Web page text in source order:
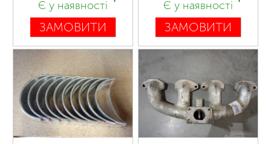
Є у наявності
ЗАМОВИТИ
Є у наявності
ЗАМОВИТИ